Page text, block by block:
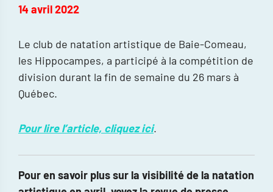
14 avril 2022
Le club de natation artistique de Baie-Comeau,
les Hippocampes, a participé à la compétition de
division durant la fin de semaine du 26 mars à
Québec.
Pour lire l’article, cliquez ici.
Pour en savoir plus sur la visibilité de la natation